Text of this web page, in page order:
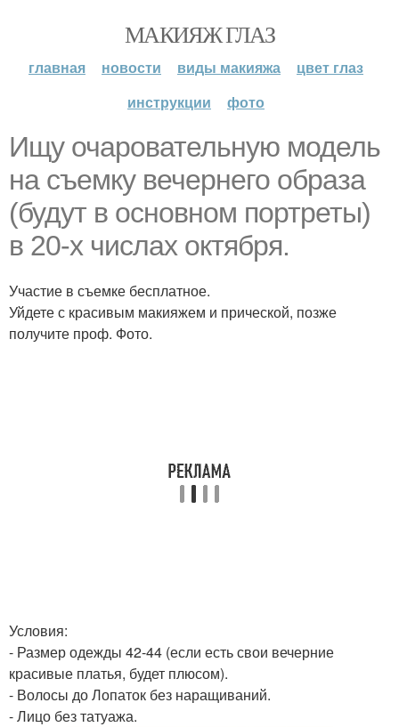
МАКИЯЖ ГЛАЗ
главная новости виды макияжа
цвет глаз
инструкции
фото
Ищу очаровательную модель
на съемку вечернего образа
(будут в основном портреты)
в 20-х числах октября.
Участие в съемке бесплатное.
Уйдете с красивым макияжем и прической, позже
получите проф. Фото.
Условия:
- Размер одежды 42-44 (если есть свои вечерние
красивые платья, будет плюсом).
- Волосы до Лопаток без наращиваний.
- Лицо без татуажа.